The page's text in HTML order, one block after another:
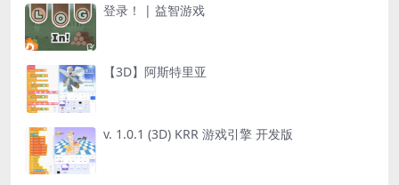
登录！ | 益智游戏
【3D】阿斯特里亚
v. 1.0.1 (3D) KRR 游戏引擎 开发版